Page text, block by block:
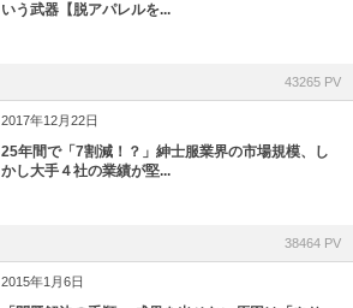
いう武器【脱アパレルを...
43265 PV
2017年12月22日
25年間で「7割減！？」紳士服業界の市場規模、し
かし大手４社の業績が堅...
38464 PV
2015年1月6日